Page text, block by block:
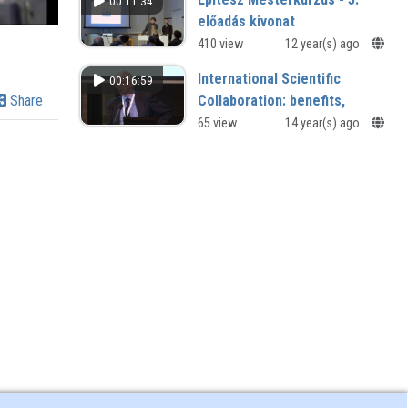
Share
előadás kivonat
Hagyomány és modernitás
410 view 12 year(s) ago
00:16:59
International Scientific
Collaboration: benefits,
challenges and opportunities
65 view 14 year(s) ago